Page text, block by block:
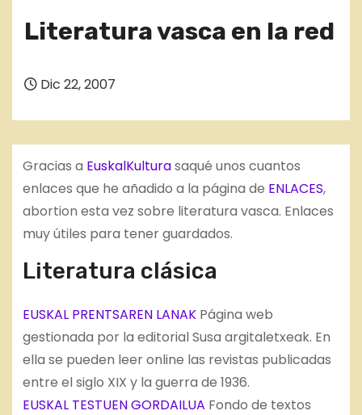
Literatura vasca en la red
Dic 22, 2007
Gracias a EuskalKulturasaqué unos cuantos
enlaces que he añadido a la página de ENLACES,
abortion esta vez sobre literatura vasca. Enlaces
muy útiles para tener guardados.
Literatura clásica
EUSKAL PRENTSAREN LANAKPágina web
gestionada por la editorial Susa argitaletxeak. En
ella se pueden leer online las revistas publicadas
entre el siglo XIX y la guerra de 1936.
EUSKAL TESTUEN GORDAILUA Fondo de textos